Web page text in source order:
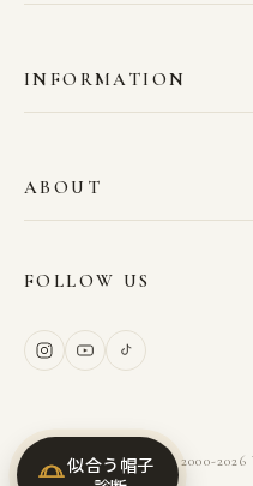
INFORMATION
ABOUT
FOLLOW US
Copyright © 2000-2026
似合う帽子